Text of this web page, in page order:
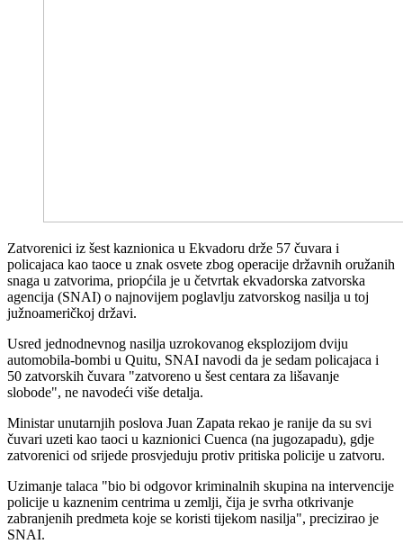
Zatvorenici iz šest kaznionica u Ekvadoru drže 57 čuvara i
policajaca kao taoce u znak osvete zbog operacije državnih oružanih
snaga u zatvorima, priopćila je u četvrtak ekvadorska zatvorska
agencija (SNAI) o najnovijem poglavlju zatvorskog nasilja u toj
južnoameričkoj državi.
Usred jednodnevnog nasilja uzrokovanog eksplozijom dviju
automobila-bombi u Quitu, SNAI navodi da je sedam policajaca i
50 zatvorskih čuvara "zatvoreno u šest centara za lišavanje
slobode", ne navodeći više detalja.
Ministar unutarnjih poslova Juan Zapata rekao je ranije da su svi
čuvari uzeti kao taoci u kaznionici Cuenca (na jugozapadu), gdje
zatvorenici od srijede prosvjeduju protiv pritiska policije u zatvoru.
Uzimanje talaca "bio bi odgovor kriminalnih skupina na intervencije
policije u kaznenim centrima u zemlji, čija je svrha otkrivanje
zabranjenih predmeta koje se koristi tijekom nasilja", precizirao je
SNAI.